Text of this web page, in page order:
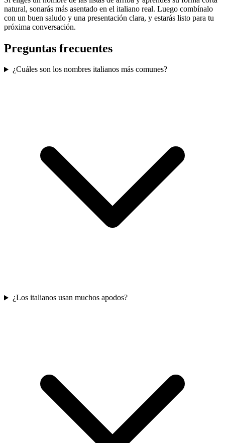
natural, sonarás más asentado en el italiano real. Luego combínalo
con un buen saludo y una presentación clara, y estarás listo para tu
próxima conversación.
Preguntas frecuentes
¿Cuáles son los nombres italianos más comunes?
¿Los italianos usan muchos apodos?